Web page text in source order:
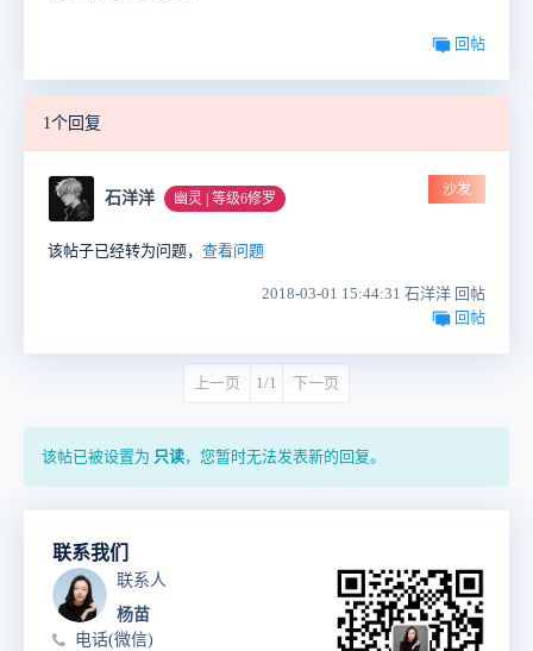
回帖
1个回复
石洋洋 幽灵 | 等级6修罗
沙发
该帖子已经转为问题， 查看问题
2018-03-01 15:44:31 石洋洋 回帖
回帖
上一页 1/1 下一页
该帖已被设置为 只读，您暂时无法发表新的回复。
联系我们
联系人
杨苗
电话(微信)